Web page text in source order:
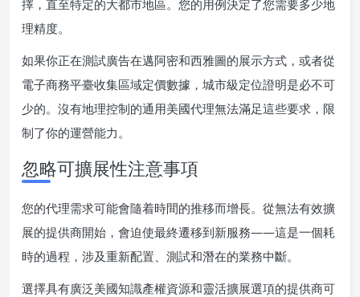
擇，直至特定的大都市地區。您的用例決定了您需要多少地
理精度。
如果你正在測試廣告在邁阿密和西雅圖的展示方式，或者從
電子商務平臺收集區域定價數據，城市級定位證明是必不可
少的。沒有地理控制的通用美國代理無法滿足這些要求，限
制了你的運營能力。
忽略可擴展性注意事項
您的代理需求可能會隨着時間的推移而增長。從無法有效擴
展的提供商開始，會迫使最終遷移到新服務——這是一個耗
時的過程，涉及重新配置、測試和潛在的業務中斷。
選擇具有廣泛美國知識產權資源和靈活擴展選項的提供商可